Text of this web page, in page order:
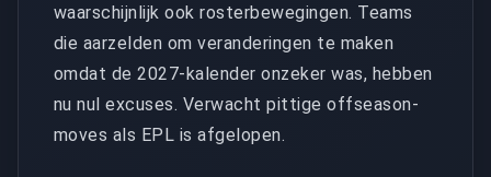
waarschijnlijk ook rosterbewegingen. Teams
die aarzelden om veranderingen te maken
omdat de 2027-kalender onzeker was, hebben
nu nul excuses. Verwacht pittige offseason-
moves als EPL is afgelopen.